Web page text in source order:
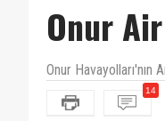
Onur
Onur Havayolları'nın
14